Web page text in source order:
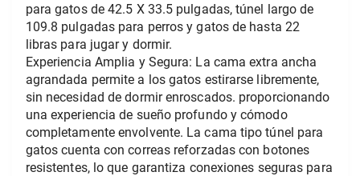
para gatos de 42.5 X 33.5 pulgadas, túnel largo de
109.8 pulgadas para perros y gatos de hasta 22
libras para jugar y dormir.
Experiencia Amplia y Segura: La cama extra ancha
agrandada permite a los gatos estirarse libremente,
sin necesidad de dormir enroscados. proporcionando
una experiencia de sueño profundo y cómodo
completamente envolvente. La cama tipo túnel para
gatos cuenta con correas reforzadas con botones
resistentes, lo que garantiza conexiones seguras para